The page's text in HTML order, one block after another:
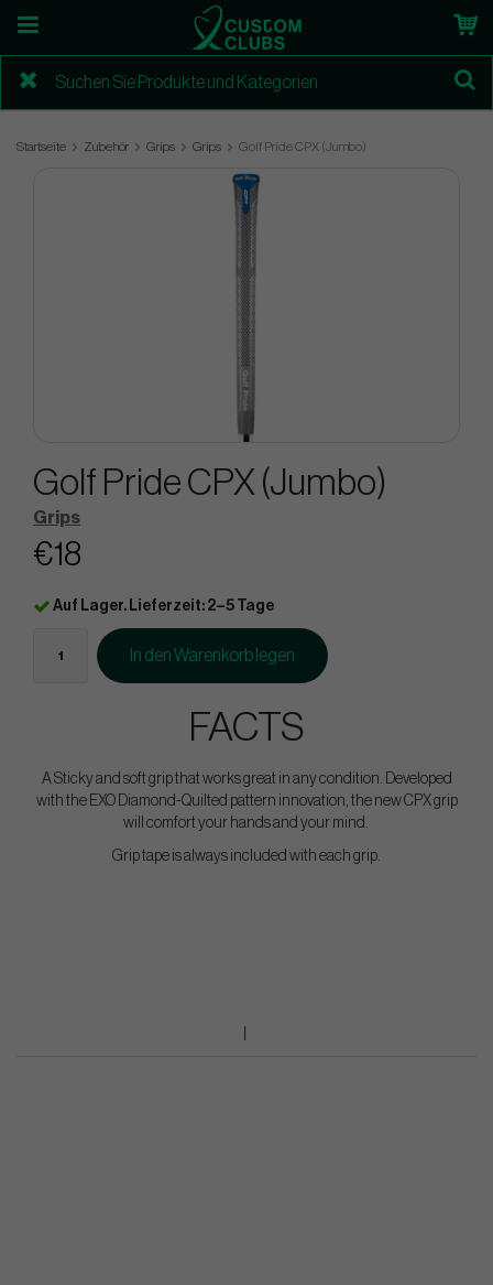
Startseite Zubehör Grips Grips Golf Pride CPX (Jumbo)
Golf Pride CPX (Jumbo)
Grips
€18
Auf Lager. Lieferzeit: 2–5 Tage
In den Warenkorb legen
FACTS
A Sticky and soft grip that works great in any condition. Developed
with the EXO Diamond-Quilted pattern innovation, the new CPX grip
will comfort your hands and your mind.
Grip tape is always included with each grip.